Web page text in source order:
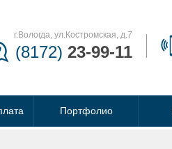
г.Вологда, ул.Костромская, д.7
(8172) 23-99-11
Портфолио